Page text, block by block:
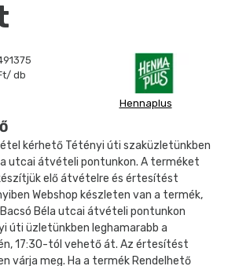
db
Hennaplus
kérhető Tétényi úti szaküzletünkben
utcai átvételi pontunkon. A terméket
elő átvételre és értesítést
Webshop készleten van a termék,
Béla utcai átvételi pontunkon
úti üzletünkben leghamarabb a
17:30-tól vehető át. Az értesítést
várja meg. Ha a termék Rendelhető